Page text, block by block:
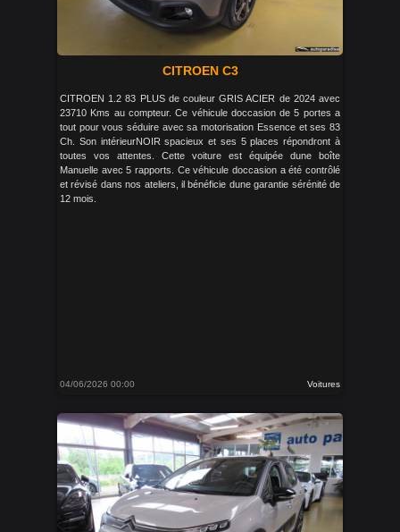
CITROEN C3
CITROEN 1.2 83 PLUS de couleur GRIS ACIER de 2024 avec
23710 Kms au compteur. Ce véhicule doccasion de 5 portes a
tout pour vous séduire avec sa motorisation Essence et ses 83
Ch. Son intérieurNOIR spacieux et ses 5 places répondront à
toutes vos attentes. Cette voiture est équipée dune boîte
Manuelle avec 5 rapports. Ce véhicule doccasion a été contrôlé
et révisé dans nos ateliers, il bénéficie dune garantie sérénité de
12 mois.
04/06/2026 00:00 Voitures